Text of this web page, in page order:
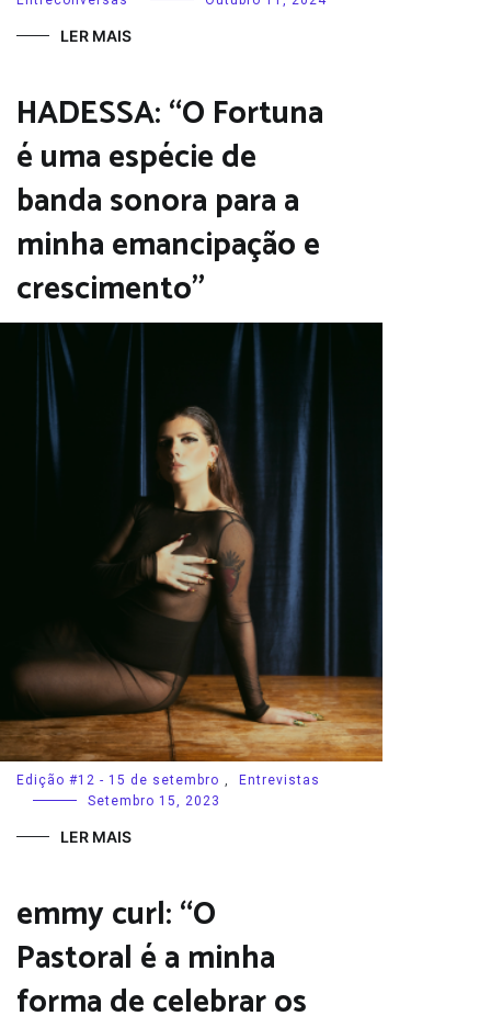
LER MAIS
HADESSA: “O Fortuna
é uma espécie de
banda sonora para a
minha emancipação e
crescimento”
Edição #12 - 15 de setembro ,
Entrevistas
Setembro 15, 2023
LER MAIS
emmy curl: “O
Pastoral é a minha
forma de celebrar os